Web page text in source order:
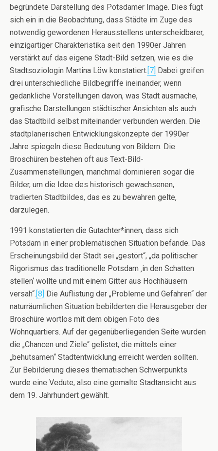
begründete Darstellung des Potsdamer Image. Dies fügt
sich ein in die Beobachtung, dass Städte im Zuge des
notwendig gewordenen Herausstellens unterscheidbarer,
einzigartiger Charakteristika seit den 1990er Jahren
verstärkt auf das eigene Stadt-Bild setzen, wie es die
Stadtsoziologin Martina Löw konstatiert.[7] Dabei greifen
drei unterschiedliche Bildbegriffe ineinander, wenn
gedankliche Vorstellungen davon, was Stadt ausmache,
grafische Darstellungen städtischer Ansichten als auch
das Stadtbild selbst miteinander verbunden werden. Die
stadtplanerischen Entwicklungskonzepte der 1990er
Jahre spiegeln diese Bedeutung von Bildern. Die
Broschüren bestehen oft aus Text-Bild-
Zusammenstellungen, manchmal dominieren sogar die
Bilder, um die Idee des historisch gewachsenen,
tradierten Stadtbildes, das es zu bewahren gelte,
darzulegen.
1991 konstatierten die Gutachter*innen, dass sich
Potsdam in einer problematischen Situation befände. Das
Erscheinungsbild der Stadt sei „gestört“, „da politischer
Rigorismus das traditionelle Potsdam ‚in den Schatten
stellen‘ wollte und mit einem Gitter aus Hochhäusern
versah“.[8] Die Auflistung der „Probleme und Gefahren“ der
naturräumlichen Situation bebilderten die Herausgeber der
Broschüre wortlos mit dem obigen Foto des
Wohnquartiers. Auf der gegenüberliegenden Seite wurden
die „Chancen und Ziele“ gelistet, die mittels einer
„behutsamen“ Stadtentwicklung erreicht werden sollten.
Zur Bebilderung dieses thematischen Schwerpunkts
wurde eine Vedute, also eine gemalte Stadtansicht aus
dem 19. Jahrhundert gewählt.